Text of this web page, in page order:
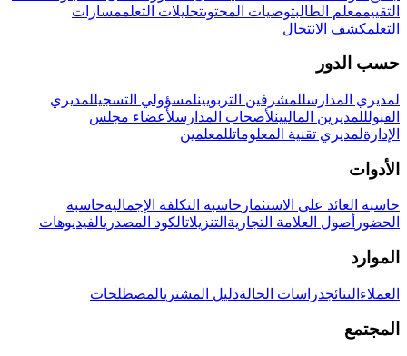
التقييممعلم الطالبتوصيات المحتوىتحليلات التعلممسارات
التعلمكشف الانتحال
حسب الدور
لمديري المدارسللمشرفين التربويينلمسؤولي التسجيللمديري
القبولللمديرين الماليينلأصحاب المدارسلأعضاء مجلس
الإدارةلمديري تقنية المعلوماتللمعلمين
الأدوات
حاسبة العائد على الاستثمار حاسبة التكلفة الإجماليةحاسبة
الحضور أصول العلامة التجارية التنزيلاتالكود المصدريالفيديوهات
الموارد
العملاء النتائجدراسات الحالةدليل المشتريالمصطلحات
المجتمع